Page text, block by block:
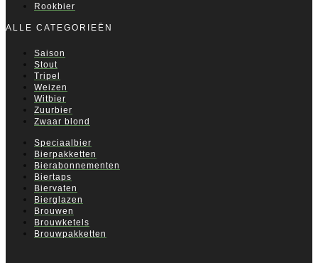
Rookbier
ALLE CATEGORIEËN
Saison
Stout
Tripel
Weizen
Witbier
Zuurbier
Zwaar blond
Speciaalbier
Bierpakketten
Bierabonnementen
Biertaps
Biervaten
Bierglazen
Brouwen
Brouwketels
Brouwpakketten